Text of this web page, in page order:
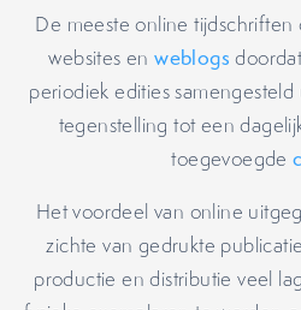
De meeste online
websites enweblogs
periodiek edities
tegenstelling tot een
toegevoegde
Het voordeel van online
zichte van gedrukte
productie en distributie veel